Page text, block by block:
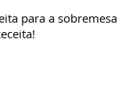
para a sobremesa